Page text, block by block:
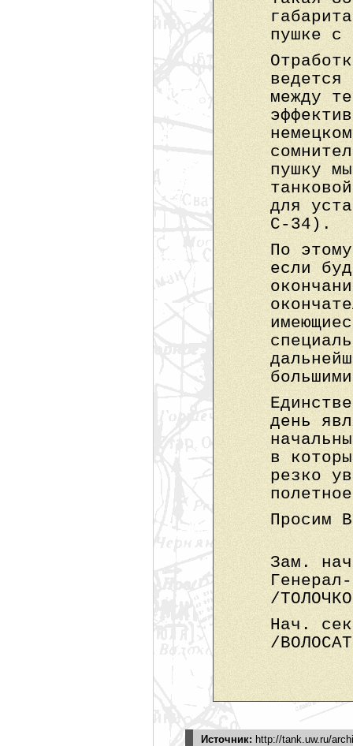
пушке с
между
пушку
для
С-34).
По
если
день
в
резко
Просим
Зам.
/
Нач.
/
Источник: http://tank.uw.ru/